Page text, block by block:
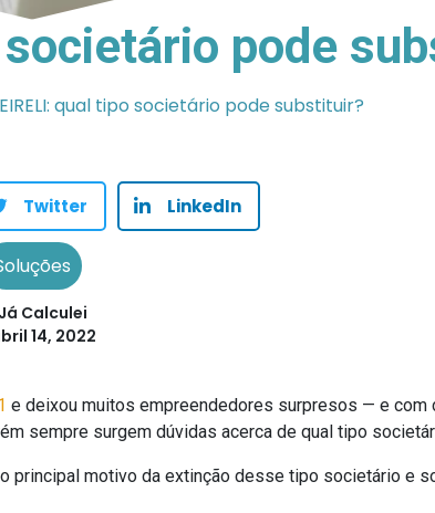
pode
qual tipo societário pode substituir?
Twitter LinkedIn
Já Calculei
14, 2022
e deixou muitos empreendedores surpresos — e com
sempre surgem dúvidas acerca de qual tipo
principal motivo da extinção desse tipo societário e